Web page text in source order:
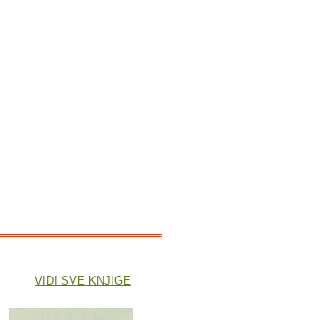
VIDI SVE KNJIGE